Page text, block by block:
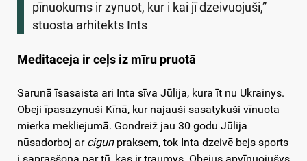
pīnuokums ir zynuot, kur i kai jī dzeivuojuši,”
stuosta arhitekts Ints
Meditaceja ir ceļs iz mīru pruotā
Sarunā īsasaista ari Inta sīva Jūlija, kura īt nu Ukrainys.
Obeji īpasazynuši Kīnā, kur najauši sasatykuši vīnuota
mierka mekliejumā. Gondreiž jau 30 godu Jūlija
nūsadorboj ar cigunpraksem, tok Inta dzeivē bejs sports